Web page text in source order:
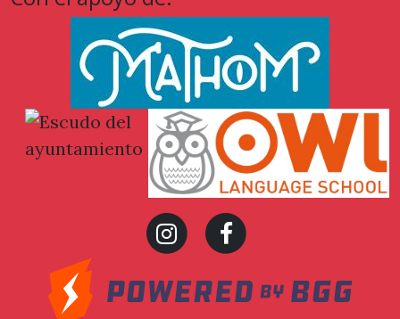
Ayuntamiento
de Sant
Andreu de la
Barca